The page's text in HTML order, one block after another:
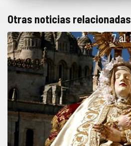
Otras noticias relacionadas